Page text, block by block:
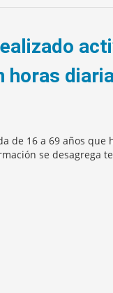
de 16 a 69 años que
se desagrega